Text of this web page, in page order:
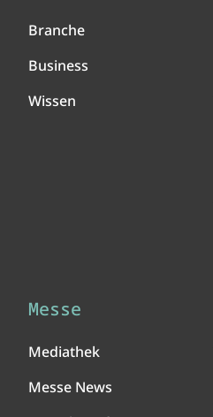
Branche
Business
Wissen
Messe
Mediathek
Messe News